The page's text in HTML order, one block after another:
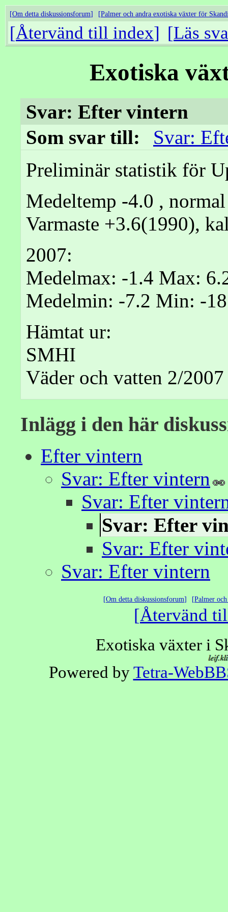
Om detta diskussionsforum Palmer och andra exotiska växter för
Återvänd till index Läs
Exotiska
Svar: Efter vintern
Som svar till:
Svar:
Preliminär statistik för
Medeltemp -4.0 ,
Varmaste +3.6(1990),
2007:
Medelmax: -1.4 Max:
Medelmin: -7.2 Min: -
Hämtat ur:
SMHI
Väder och vatten 2/2007
Inlägg i den här
Efter vintern
Svar: Efter vintern
Svar: Efter
Svar: Efter
Svar: Efter
Svar: Efter vintern
Om detta diskussionsforum Palmer
Återvänd
Exotiska växter i
Powered byTetra-